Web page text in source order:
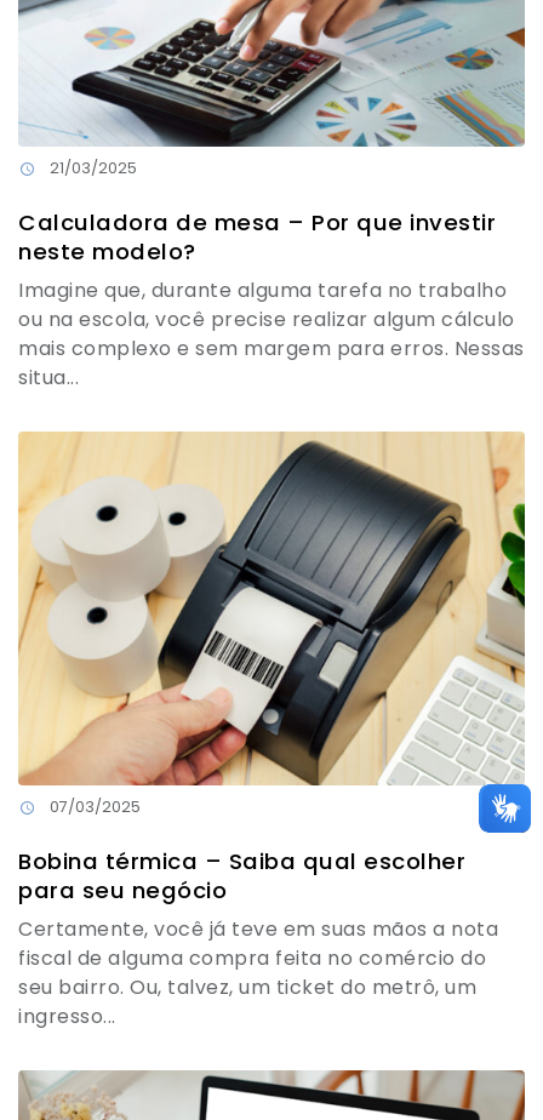
21/03/2025
Calculadora de mesa – Por que investir
neste modelo?
Imagine que, durante alguma tarefa no trabalho
ou na escola, você precise realizar algum cálculo
mais complexo e sem margem para erros. Nessas
situa...
07/03/2025
Bobina térmica – Saiba qual escolher
para seu negócio
Certamente, você já teve em suas mãos a nota
fiscal de alguma compra feita no comércio do
seu bairro. Ou, talvez, um ticket do metrô, um
ingresso...